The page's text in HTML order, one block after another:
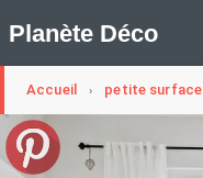
Planète Déco
🛍︎ Shop Planète Déco
Accueil › petite surface